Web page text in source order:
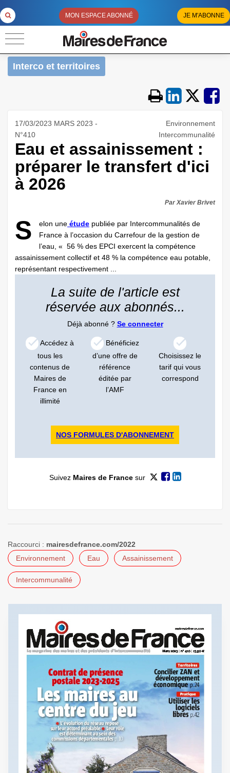
MON ESPACE ABONNÉ JE M'ABONNE
Interco et territoires
17/03/2023 MARS 2023 -
N°410
Environnement
Intercommunalité
Eau et assainissement :
préparer le transfert d'ici
à 2026
Par Xavier Brivet
S elon une étude publiée par Intercommunalités de
France à l’occasion du Carrefour de la gestion de
l’eau, « 56 % des EPCI exercent la compétence
assainissement collectif et 48 % la compétence eau potable,
représentant respectivement ...
La suite de l'article est
réservée aux abonnés...
Déjà abonné ? Se connecter
Accédez à
tous les
contenus de
Maires de
France en
illimité
Bénéficiez
d’une offre de
référence
éditée par
l’AMF
Choisissez le
tarif qui vous
correspond
NOS FORMULES D'ABONNEMENT
Suivez Maires de Francesur
Raccourci : mairesdefrance.com/2022
Environnement
Eau Assainissement
Intercommunalité